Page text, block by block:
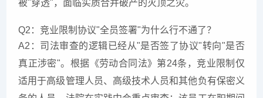
被"穿透"，面临实质合并破产的灭顶之灾。
Q2：竞业限制协议"全员签署"为什么行不通了？
A2：司法审查的逻辑已经从"是否签了协议"转向"是否
真正涉密"。根据《劳动合同法》第24条，竞业限制仅
适用于高级管理人员、高级技术人员和其他负有保密义